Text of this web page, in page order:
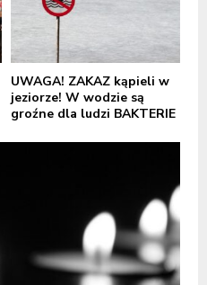
UWAGA! ZAKAZ kąpieli w
jeziorze! W wodzie są
groźne dla ludzi BAKTERIE